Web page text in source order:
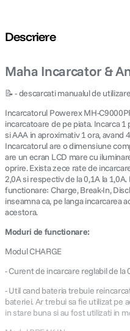
Descriere
Maha Incarcator &
📝 - descarcati manualul de
Incarcatorul Powerex MH-
incarcatoare de pe piata. Incarca
si AAA in aproximativ 1 ora,
Incarcatorul are o dimensiune
are un ecran LCD mare cu
oprire. Exista zece rate de
2,0A si respectiv de la 0,1A la
functionare: Charge, Break-In,
inseamna ca, pe langa incarcarea
acestora.
Moduri de functionare:
Modul CHARGE
- Curent de incarcare reglabil de la
- Util cand bateria trebuie
bateriei. Ar trebui sa fie utilizat pe
in stare buna si au fost utilizati in